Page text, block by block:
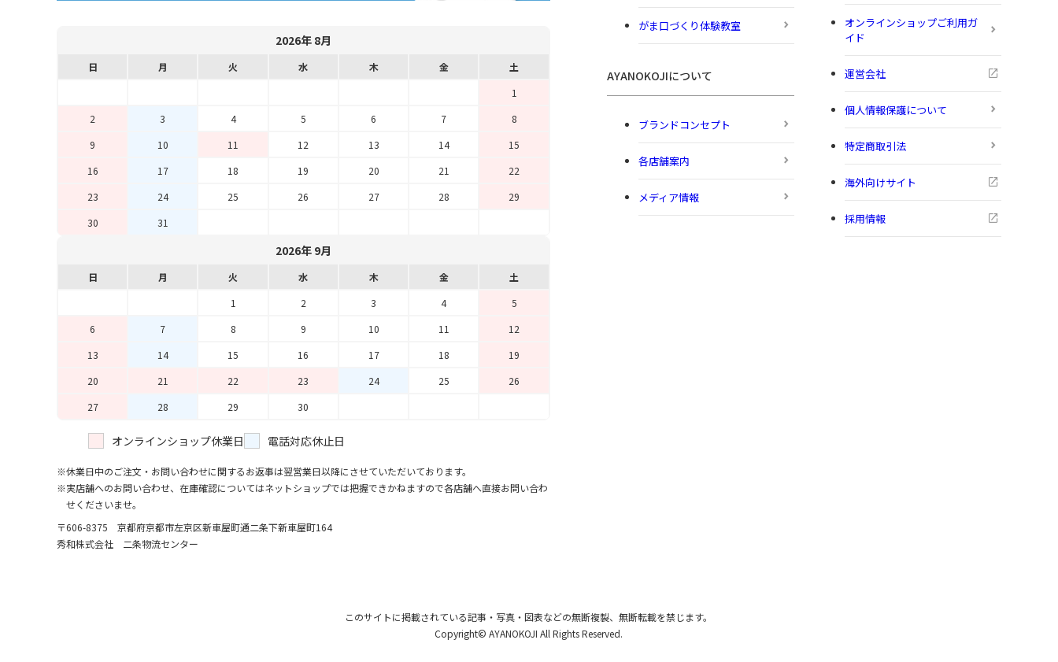
2026年 8月
日 月 火 水 木 金
土
1
2
3 4 5 6 7
8
9
10 11 12 13 14
15
16
17 18 19 20 21
22
23
24 25 26 27 28
29
30
31
2026年 9月
日 月 火 水 木 金
土
1
2 3 4
5
6
7 8 9 10 11
12
13
14 15 16 17 18
19
20
21 22 23 24 25
26
27
28 29 30
オンラインショップ休業日 電話対応休止日
休業日中のご注文・お問い合わせに関するお返事は翌営業日以降にさせていただいております。
実店舗へのお問い合わせ、在庫確認についてはネットショップでは把握できかねますので各店舗へ直接お問い合わ
せくださいませ。
〒606-8375 京都府京都市左京区新車屋町通二条下新車屋町164
秀和株式会社 二条物流センター
がま口づくり体験教室
AYANOKOJIについて
ブランドコンセプト
各店舗案内
メディア情報
オンラインショップご利用ガ
イド
運営会社
個人情報保護について
特定商取引法
海外向けサイト
採用情報
このサイトに掲載されている記事・写真・図表などの無断複製、無断転載を禁じます。
Copyright© AYANOKOJI All Rights Reserved.